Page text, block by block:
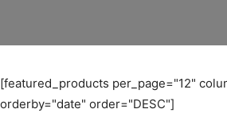
[featured_products per_page="12"
orderby="date" order="DESC"]